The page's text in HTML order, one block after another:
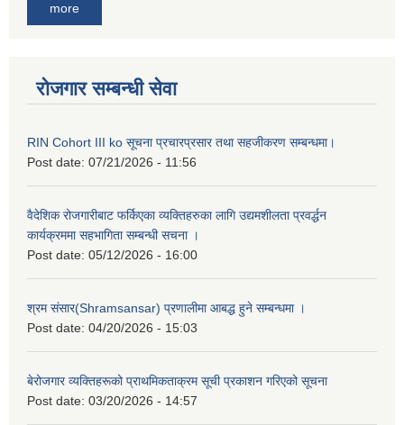
more
रोजगार सम्बन्धी सेवा
RIN Cohort III ko सूचना प्रचारप्रसार तथा सहजीकरण सम्बन्धमा।
Post date: 07/21/2026 - 11:56
वैदेशिक रोजगारीबाट फर्किएका व्यक्तिहरुका लागि उद्यमशीलता प्रवर्द्धन
कार्यक्रममा सहभागिता सम्बन्धी सचना ।
Post date: 05/12/2026 - 16:00
श्रम संसार(Shramsansar) प्रणालीमा आबद्ध हुने सम्बन्धमा ।
Post date: 04/20/2026 - 15:03
बेरोजगार व्यक्तिहरूको प्राथमिकताक्रम सूची प्रकाशन गरिएको सूचना
Post date: 03/20/2026 - 14:57